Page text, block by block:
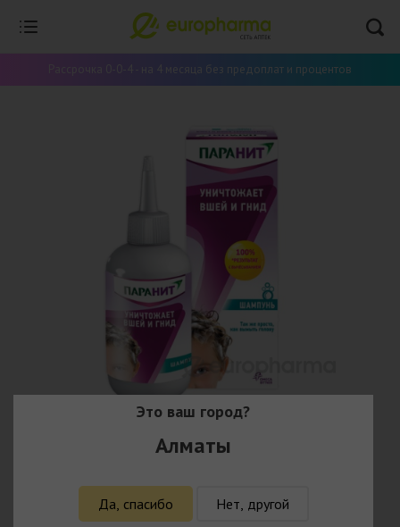
Рассрочка 0-0-4 - на 4 месяца без предоплат и процентов
Паранит шампунь 100 мл
5 595 ₸
Это ваш город?
Алматы
Да, спасибо Нет, другой